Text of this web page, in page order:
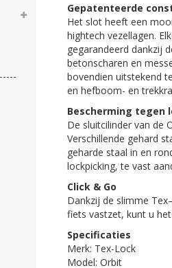
Gepatenteerde
Het slot heeft een
hightech vezellagen.
gegarandeerd dankzij
betonscharen en
bovendien uitstekend
en hefboom- en
Bescherming tegen
De sluitcilinder van de
Verschillende gehard
geharde staal in en
lockpicking, te vast
Click & Go
Dankzij de slimme
fiets vastzet, kunt u
Specificaties
Merk: Tex-Lock
Model: Orbit